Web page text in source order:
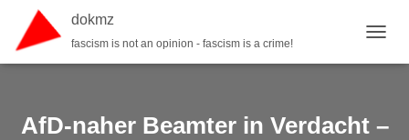
dokmz
fascism is not an opinion - fascism is a crime!
AfD-naher Beamter in Verdacht –